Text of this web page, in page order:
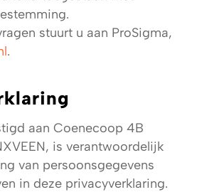
stuurt u aan ProSigma,
.
aan Coenecoop 4B
is verantwoordelijk
van persoonsgegevens
in deze privacyverklaring.